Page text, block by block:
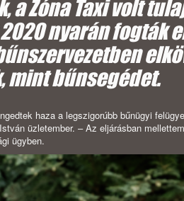
a Zóna Taxi volt
nyarán fogták
mint bűnsegédet.
haza a legszigorúbb bűnügyi
üzletember. – Az eljárásban
ügyben.